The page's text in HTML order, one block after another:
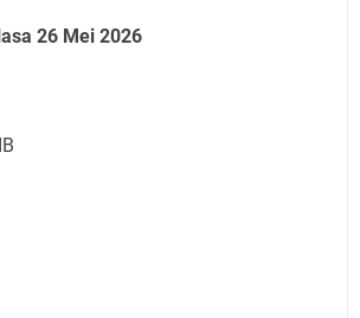
26 Mei 2026